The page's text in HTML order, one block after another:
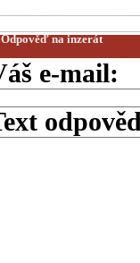
Odpověď na inzerát
e-mail: